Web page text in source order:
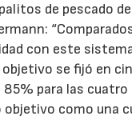
de pescado
con este
se fijó en
85% para las
como una